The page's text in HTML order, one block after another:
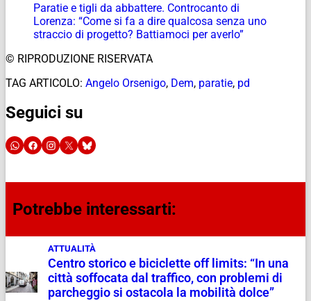
Paratie e tigli da abbattere. Controcanto di
Lorenza: “Come si fa a dire qualcosa senza uno
straccio di progetto? Battiamoci per averlo”
© RIPRODUZIONE RISERVATA
TAG ARTICOLO: Angelo Orsenigo, Dem, paratie, pd
Seguici su
Potrebbe interessarti:
ATTUALITÀ
Centro storico e biciclette off limits: “In una
città soffocata dal traffico, con problemi di
parcheggio si ostacola la mobilità dolce”